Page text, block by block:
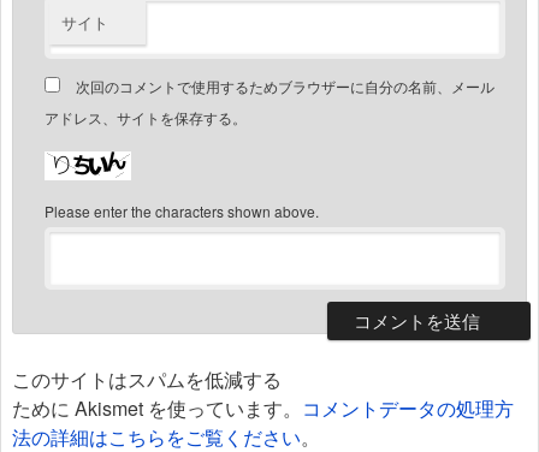
サイト
次回のコメントで使用するためブラウザーに自分の名前、メール
アドレス、サイトを保存する。
Please enter the characters shown above.
このサイトはスパムを低減する
ために Akismet を使っています。 コメントデータの処理方
法の詳細はこちらをご覧ください。